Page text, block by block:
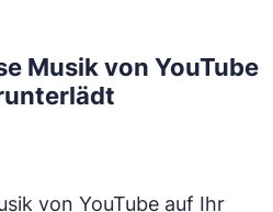
Musik von YouTube
von YouTube auf Ihr